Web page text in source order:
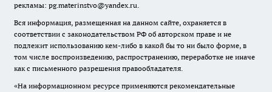
рекламы: pg.materinstvo@yandex.ru.
Вся информация, размещенная на данном сайте, охраняется в
соответствии с законодательством РФ об авторском праве и не
подлежит использованию кем-либо в какой бы то ни было форме, в
том числе воспроизведению, распространению, переработке не иначе
как с письменного разрешения правообладателя.
«На информационном ресурсе применяются рекомендательные